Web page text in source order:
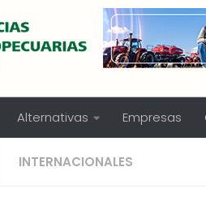
Alternativas Empresas
INTERNACIONALES